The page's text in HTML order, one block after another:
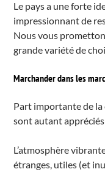
Le pays a une forte
impressionnant de
Nous vous
grande variété de
Marchander dans les
Part importante de la
sont autant
L’atmosphère
étranges, utiles (et